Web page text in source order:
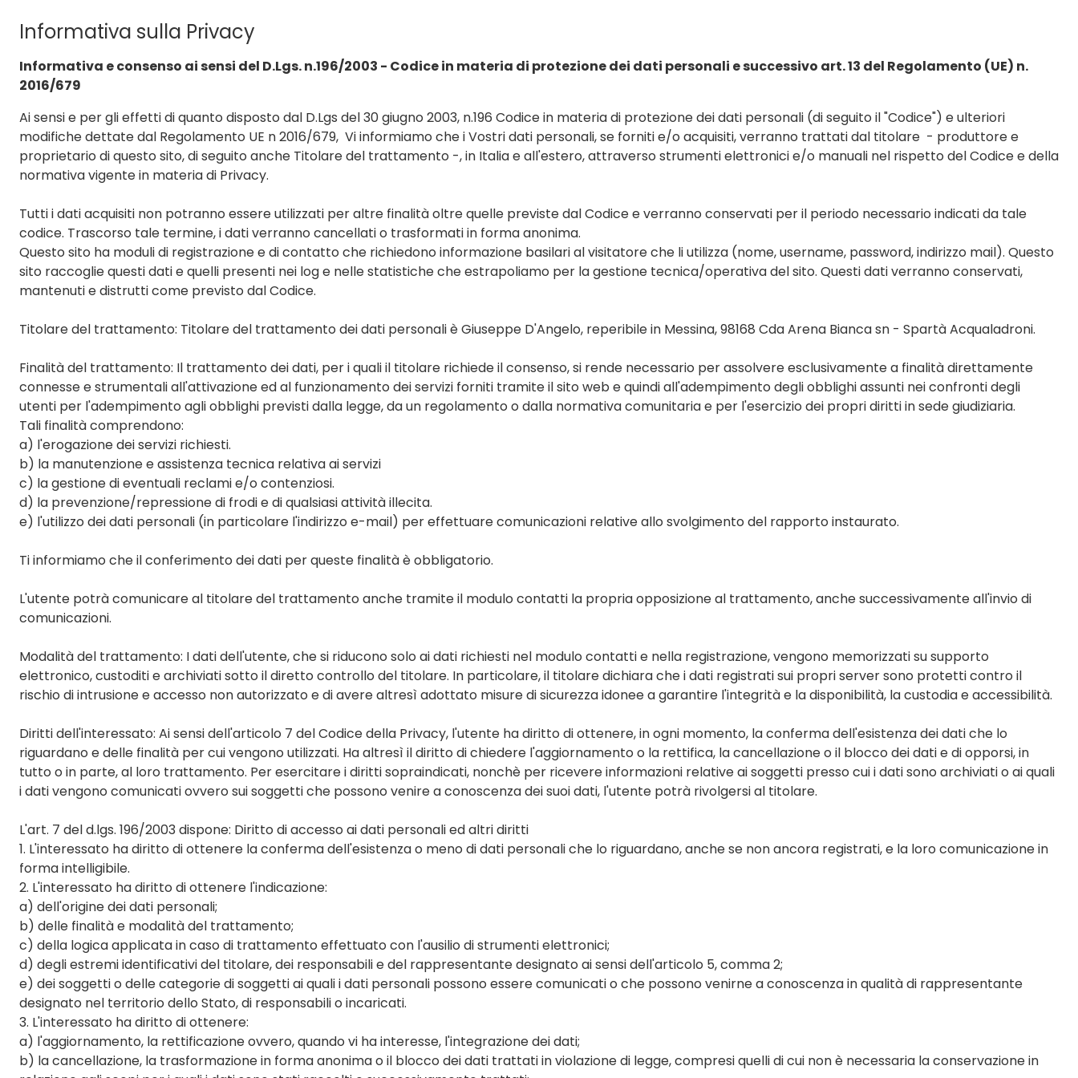
Informativa sulla Privacy
Informativa e consenso ai sensi del D.Lgs. n.196/2003 - Codice in materia di protezione dei dati personali e successivo art. 13 del Regolamento (UE) n.
2016/679
Ai sensi e per gli effetti di quanto disposto dal D.Lgs del 30 giugno 2003, n.196 Codice in materia di protezione dei dati personali (di seguito il "Codice") e ulteriori
modifiche dettate dal Regolamento UE n 2016/679, Vi informiamo che i Vostri dati personali, se forniti e/o acquisiti, verranno trattati dal titolare - produttore e
proprietario di questo sito, di seguito anche Titolare del trattamento -, in Italia e all'estero, attraverso strumenti elettronici e/o manuali nel rispetto del Codice e della
normativa vigente in materia di Privacy.
Tutti i dati acquisiti non potranno essere utilizzati per altre finalità oltre quelle previste dal Codice e verranno conservati per il periodo necessario indicati da tale
codice. Trascorso tale termine, i dati verranno cancellati o trasformati in forma anonima.
Questo sito ha moduli di registrazione e di contatto che richiedono informazione basilari al visitatore che li utilizza (nome, username, password, indirizzo mail). Questo
sito raccoglie questi dati e quelli presenti nei log e nelle statistiche che estrapoliamo per la gestione tecnica/operativa del sito. Questi dati verranno conservati,
mantenuti e distrutti come previsto dal Codice.
Titolare del trattamento: Titolare del trattamento dei dati personali è Giuseppe D'Angelo, reperibile in Messina, 98168 Cda Arena Bianca sn - Spartà Acqualadroni.
Finalità del trattamento: Il trattamento dei dati, per i quali il titolare richiede il consenso, si rende necessario per assolvere esclusivamente a finalità direttamente
connesse e strumentali all'attivazione ed al funzionamento dei servizi forniti tramite il sito web e quindi all'adempimento degli obblighi assunti nei confronti degli
utenti per l'adempimento agli obblighi previsti dalla legge, da un regolamento o dalla normativa comunitaria e per l'esercizio dei propri diritti in sede giudiziaria.
Tali finalità comprendono:
a) l'erogazione dei servizi richiesti.
b) la manutenzione e assistenza tecnica relativa ai servizi
c) la gestione di eventuali reclami e/o contenziosi.
d) la prevenzione/repressione di frodi e di qualsiasi attività illecita.
e) l'utilizzo dei dati personali (in particolare l'indirizzo e-mail) per effettuare comunicazioni relative allo svolgimento del rapporto instaurato.
Ti informiamo che il conferimento dei dati per queste finalità è obbligatorio.
L'utente potrà comunicare al titolare del trattamento anche tramite il modulo contatti la propria opposizione al trattamento, anche successivamente all'invio di
comunicazioni.
Modalità del trattamento: I dati dell'utente, che si riducono solo ai dati richiesti nel modulo contatti e nella registrazione, vengono memorizzati su supporto
elettronico, custoditi e archiviati sotto il diretto controllo del titolare. In particolare, il titolare dichiara che i dati registrati sui propri server sono protetti contro il
rischio di intrusione e accesso non autorizzato e di avere altresì adottato misure di sicurezza idonee a garantire l'integrità e la disponibilità, la custodia e accessibilità.
Diritti dell'interessato: Ai sensi dell'articolo 7 del Codice della Privacy, l'utente ha diritto di ottenere, in ogni momento, la conferma dell'esistenza dei dati che lo
riguardano e delle finalità per cui vengono utilizzati. Ha altresì il diritto di chiedere l'aggiornamento o la rettifica, la cancellazione o il blocco dei dati e di opporsi, in
tutto o in parte, al loro trattamento. Per esercitare i diritti sopraindicati, nonchè per ricevere informazioni relative ai soggetti presso cui i dati sono archiviati o ai quali
i dati vengono comunicati ovvero sui soggetti che possono venire a conoscenza dei suoi dati, l'utente potrà rivolgersi al titolare.
L'art. 7 del d.lgs. 196/2003 dispone: Diritto di accesso ai dati personali ed altri diritti
1. L'interessato ha diritto di ottenere la conferma dell'esistenza o meno di dati personali che lo riguardano, anche se non ancora registrati, e la loro comunicazione in
forma intelligibile.
2. L'interessato ha diritto di ottenere l'indicazione:
a) dell'origine dei dati personali;
b) delle finalità e modalità del trattamento;
c) della logica applicata in caso di trattamento effettuato con l'ausilio di strumenti elettronici;
d) degli estremi identificativi del titolare, dei responsabili e del rappresentante designato ai sensi dell'articolo 5, comma 2;
e) dei soggetti o delle categorie di soggetti ai quali i dati personali possono essere comunicati o che possono venirne a conoscenza in qualità di rappresentante
designato nel territorio dello Stato, di responsabili o incaricati.
3. L'interessato ha diritto di ottenere:
a) l'aggiornamento, la rettificazione ovvero, quando vi ha interesse, l'integrazione dei dati;
b) la cancellazione, la trasformazione in forma anonima o il blocco dei dati trattati in violazione di legge, compresi quelli di cui non è necessaria la conservazione in